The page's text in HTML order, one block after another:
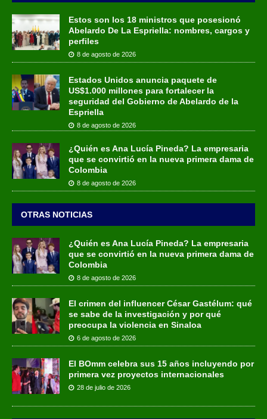
Estos son los 18 ministros que posesionó
Abelardo De La Espriella: nombres, cargos y
perfiles
8 de agosto de 2026
Estados Unidos anuncia paquete de
US$1.000 millones para fortalecer la
seguridad del Gobierno de Abelardo de la
Espriella
8 de agosto de 2026
¿Quién es Ana Lucía Pineda? La empresaria
que se convirtió en la nueva primera dama de
Colombia
8 de agosto de 2026
OTRAS NOTICIAS
¿Quién es Ana Lucía Pineda? La empresaria
que se convirtió en la nueva primera dama de
Colombia
8 de agosto de 2026
El crimen del influencer César Gastélum: qué
se sabe de la investigación y por qué
preocupa la violencia en Sinaloa
6 de agosto de 2026
El BOmm celebra sus 15 años incluyendo por
primera vez proyectos internacionales
28 de julio de 2026